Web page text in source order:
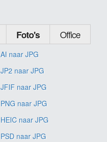
Foto's Office
AI naar JPG
JP2 naar JPG
JFIF naar JPG
PNG naar JPG
HEIC naar JPG
PSD naar JPG